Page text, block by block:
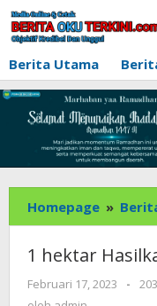
Lewati
ke
konten
Berita Utama
Homepage »
1 hektar
Februari 17, 2023
oleh
-